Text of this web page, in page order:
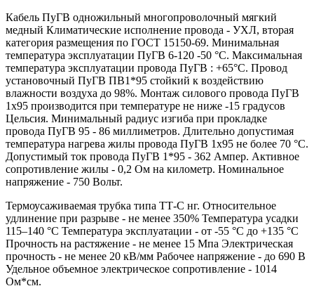
Кабель ПуГВ одножильный многопроволочный мягкий
медный Климатические исполнение провода - УХЛ, вторая
категория размещения по ГОСТ 15150-69. Минимальная
температура эксплуатации ПуГВ 6-120 -50 °С. Максимальная
температура эксплуатации провода ПуГВ : +65°С. Провод
установочный ПуГВ ПВ1*95 стойкий к воздействию
влажности воздуха до 98%. Монтаж силового провода ПуГВ
1х95 производится при температуре не ниже -15 градусов
Цельсия. Минимальный радиус изгиба при прокладке
провода ПуГВ 95 - 86 миллиметров. Длительно допустимая
температура нагрева жилы провода ПуГВ 1х95 не более 70 °С.
Допустимый ток провода ПуГВ 1*95 - 362 Ампер. Активное
сопротивление жилы - 0,2 Ом на километр. Номинальное
напряжение - 750 Вольт.
Термоусаживаемая трубка типа ТТ-С нг. Относительное
удлинение при разрыве - не менее 350% Температура усадки
115–140 °C Температура эксплуатации - от -55 °C до +135 °C
Прочность на растяжение - не менее 15 Мпа Электрическая
прочность - не менее 20 кВ/мм Рабочее напряжение - до 690 В
Удельное объемное электрическое сопротивление - 1014
Ом*см.